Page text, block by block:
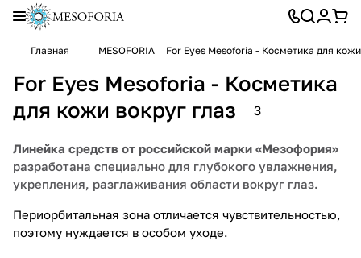
Главная MESOFORIA For Eyes Mesoforia - Косметика для
For Eyes Mesoforia - Косметика
для кожи вокруг глаз
3
Линейка средств от российской марки «Мезофория»
разработана специально для глубокого увлажнения,
укрепления, разглаживания области вокруг глаз.
Периорбитальная зона отличается чувствительностью,
поэтому нуждается в особом уходе.